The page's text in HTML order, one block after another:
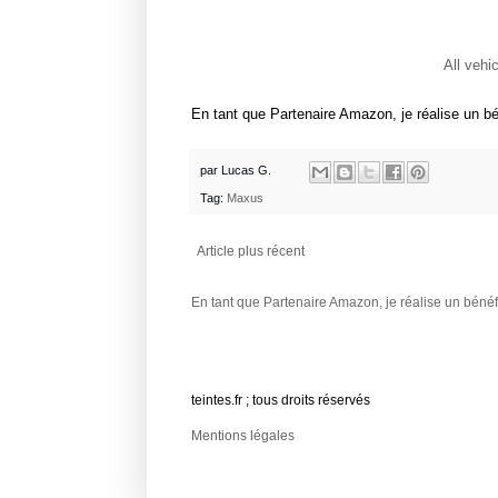
All
En tant que Partenaire Amazon, je réalise un
par Lucas G.
Tag: Maxus
Article plus récent
En tant que Partenaire Amazon, je réalise un
teintes.fr ; tous droits réservés
Mentions légales